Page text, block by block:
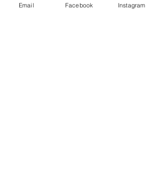
Email Facebook Instagram